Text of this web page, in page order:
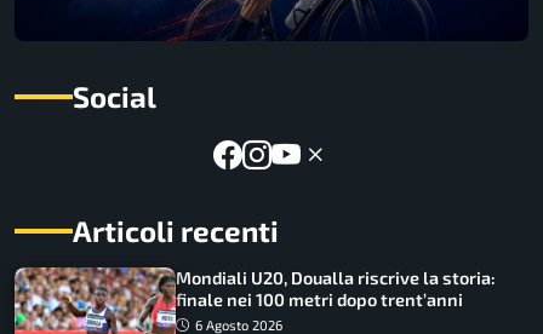
Social
Articoli recenti
Mondiali U20, Doualla riscrive la storia:
finale nei 100 metri dopo trent’anni
6 Agosto 2026